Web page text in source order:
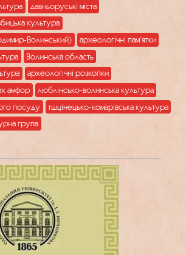
давньоруські міста
культура
Волинський)
археологічні пам’ятки
Волинська область
археологічні розкопки
амфор
люблінсько-волинська культура
посуду
тшцінецько-комарівська культура
група